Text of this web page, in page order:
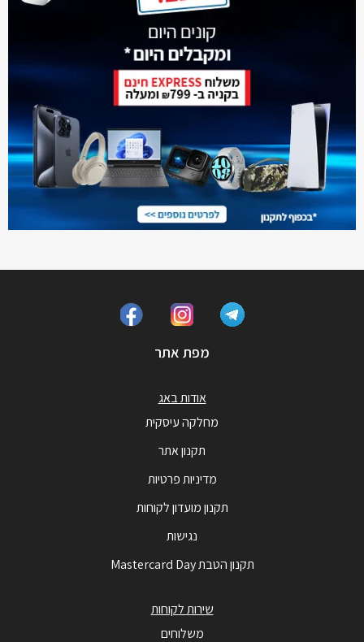
מפת אתר
אודות באג
מחלקה עיסקית
תקנון אתר
מדיניות פרטיות
תקנון מועדון לקוחות
נגישות
תקנון הטבת Mastercard Day
שירות לקוחות
משלוחים